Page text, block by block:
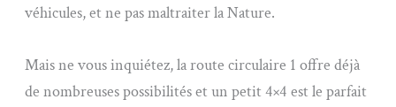
véhicules, et ne pas maltraiter la Nature.
Mais ne vous inquiétez, la route circulaire 1 offre déjà
de nombreuses possibilités et un petit 4×4 est le parfait